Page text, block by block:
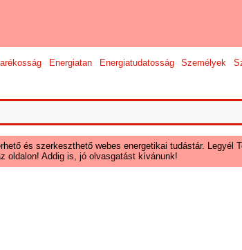
Energiatan Energiatudatosság Személyek
és szerkeszthető webes energetikai tudástár.
oldalon! Addig is, jó olvasgatást kívánunk!